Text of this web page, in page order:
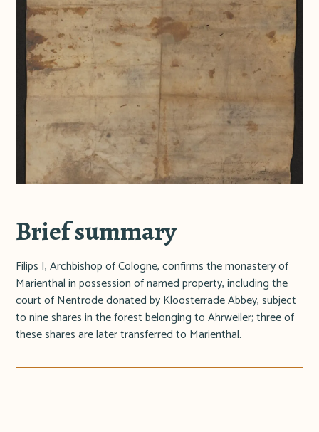
Brief summary
Filips I, Archbishop of Cologne, confirms the monastery of
Marienthal in possession of named property, including the
court of Nentrode donated by Kloosterrade Abbey, subject
to nine shares in the forest belonging to Ahrweiler; three of
these shares are later transferred to Marienthal.